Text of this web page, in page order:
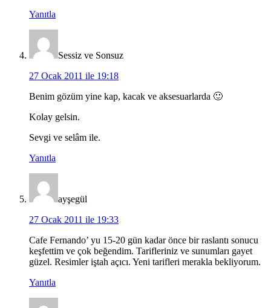
Yanıtla
Sessiz ve Sonsuz
27 Ocak 2011 ile 19:18
Benim gözüm yine kap, kacak ve aksesuarlarda 🙂
Kolay gelsin.
Sevgi ve selâm ile.
Yanıtla
ayşegül
27 Ocak 2011 ile 19:33
Cafe Fernando’ yu 15-20 gün kadar önce bir raslantı sonucu
keşfettim ve çok beğendim. Tarifleriniz ve sunumları gayet
güzel. Resimler iştah açıcı. Yeni tarifleri merakla bekliyorum.
Yanıtla